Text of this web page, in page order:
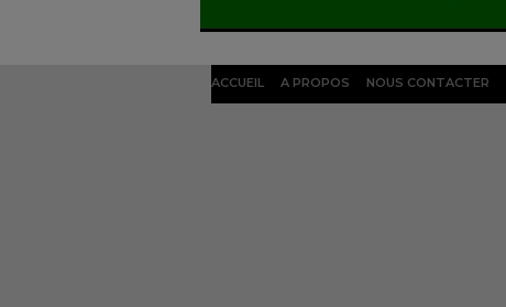
ACCUEIL A PROPOS NOUS CONTACTER